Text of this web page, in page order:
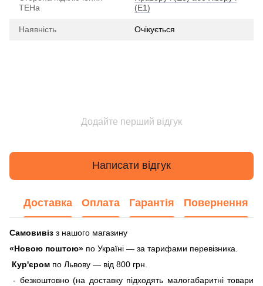
ТЕНа
(E1)
Наявність Очікується
Додайте перший відгук
Написати відгук
Доставка Оплата Гарантія Повернення
Самовивіз з нашого магазину
«Новою поштою» по Україні — за тарифами перевізника.
Кур'єром по Львову — від 800 грн.
- безкоштовно (на доставку підходять малогабаритні товари